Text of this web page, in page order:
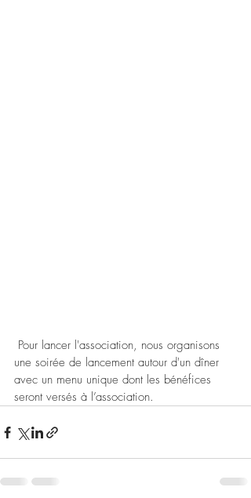
une soirée de lancement autour d'un dîner
avec un menu unique dont les bénéfices
seront versés à l’association.